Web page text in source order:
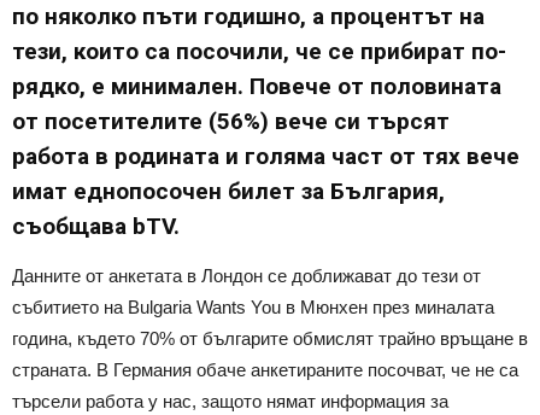
по няколко пъти годишно, а процентът на
тези, които са посочили, че се прибират по-
рядко, е минимален. Повече от половината
от посетителите (56%) вече си търсят
работа в родината и голяма част от тях вече
имат еднопосочен билет за България,
съобщава bTV.
Данните от анкетата в Лондон се доближават до тези от
събитието на Bulgaria Wants You в Мюнхен през миналата
година, където 70% от българите обмислят трайно връщане в
страната. В Германия обаче анкетираните посочват, че не са
търсели работа у нас, защото нямат информация за